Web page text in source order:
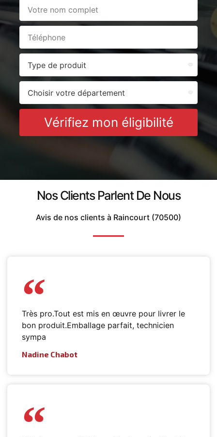
Vérifiez mon éligibilité
Nos Clients Parlent De Nous
Avis de nos clients à Raincourt (70500)
Très pro.Tout est mis en œuvre pour livrer le
bon produit.Emballage parfait, technicien
sympa
Nadine Chabot